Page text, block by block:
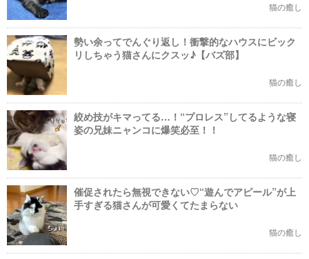
猫の癒し
勢い余ってでんぐり返し！衝撃的なハウスにビック
リしちゃう猫さんにクスッ♪【バズ部】
猫の癒し
絞め技がキマってる…！“プロレス”してるような寝
姿の兄妹ニャンコに爆笑必至！！
猫の癒し
催促されたら無視できない♡“遊んでアピール”が上
手すぎる猫さんが可愛くてたまらない
猫の癒し